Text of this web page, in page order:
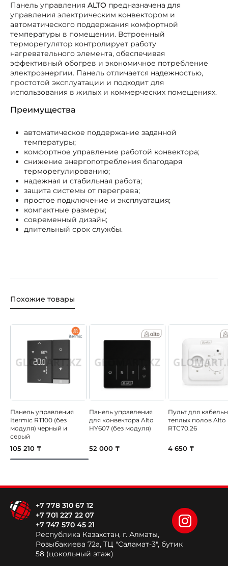
Панель управления ALTO предназначена для
управления электрическим конвектором и
автоматического поддержания комфортной
температуры в помещении. Встроенный
терморегулятор контролирует работу
нагревательного элемента, обеспечивая
эффективный обогрев и экономичное потребление
электроэнергии. Панель отличается надежностью,
простотой эксплуатации и подходит для
использования в жилых и коммерческих помещениях.
Преимущества
автоматическое поддержание заданной
температуры;
комфортное управление работой конвектора;
снижение энергопотребления благодаря
терморегулированию;
надежная и стабильная работа;
защита системы от перегрева;
простое подключение и эксплуатация;
компактные размеры;
современный дизайн;
длительный срок службы.
Похожие товары
Панель управления
Itermic RT100 (без
модуля) черный и
серый
105 210 ₸
Панель управления
для конвектора Alto
HY607 (без модуля)
52 000 ₸
Пульт для
теплых полов Alto
RTC70.26
4 650 ₸
+7 778 310 67 12
+7 701 227 22 07
+7 747 570 45 21
Республика Казахстан, г. Алматы,
Розыбакиева 72а, ТЦ "Саламат-3", бутик
58 (цокольный этаж)